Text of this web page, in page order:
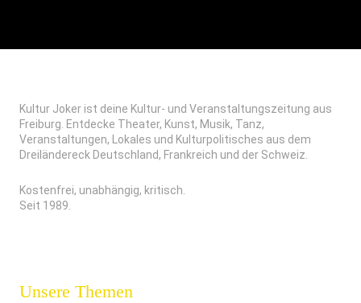
Kultur Joker ist deine Kultur- und Veranstaltungszeitung aus
Freiburg. Entdecke Theater, Kunst, Musik, Tanz,
Veranstaltungen, Lokales und Kulturpolitisches aus dem
Dreiländereck Deutschland, Frankreich und der Schweiz.
Kostenfrei, unabhängig, kritisch.
Seit 1989.
Unsere Themen